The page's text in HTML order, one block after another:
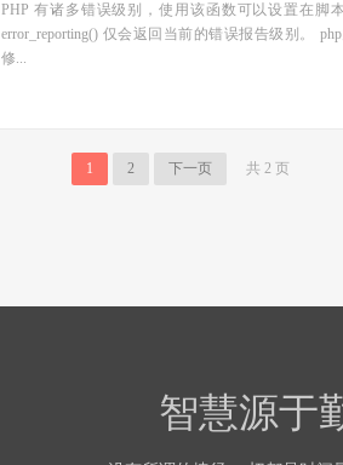
PHP 有诸多错误级别，使用该函数可以设置在脚
error_reporting() 仅会返回当前的错误报告级别。
修...
1 2 下一页 共 2 页
智慧源于